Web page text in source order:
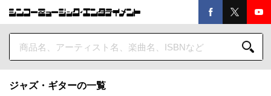
ジャズ・ギターの一覧